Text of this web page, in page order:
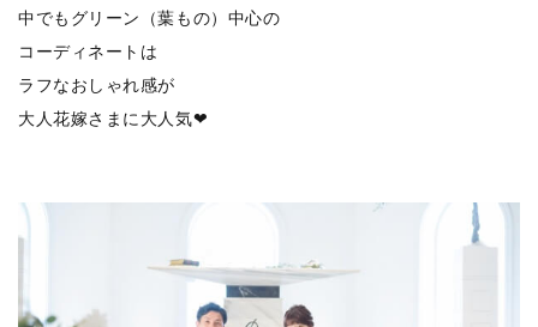
中でもグリーン（葉もの）中心の
コーディネートは
ラフなおしゃれ感が
大人花嫁さまに大人気❤